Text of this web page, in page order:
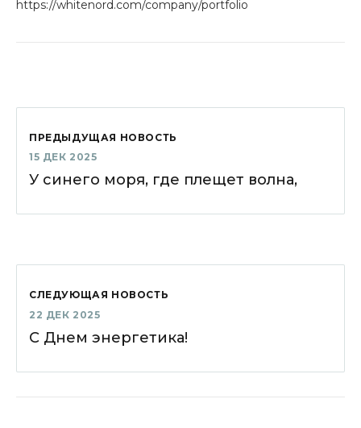
https://whitenord.com/company/portfolio
ПРЕДЫДУЩАЯ НОВОСТЬ
15 ДЕК 2025
У синего моря, где плещет волна,
СЛЕДУЮЩАЯ НОВОСТЬ
22 ДЕК 2025
С Днем энергетика!